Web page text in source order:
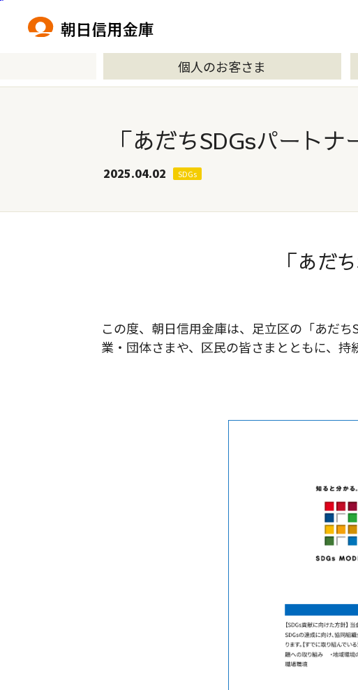
個人のお客さま
「あだちSDGsパート
2025.04.02 SDGs
「あだ
この度、朝日信用金庫は、足立区の「あだ
業・団体さまや、区民の皆さまとともに、持